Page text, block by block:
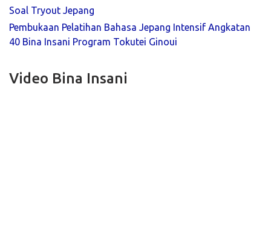
Soal Tryout Jepang
Pembukaan Pelatihan Bahasa Jepang Intensif Angkatan
40 Bina Insani Program Tokutei Ginoui
Video Bina Insani